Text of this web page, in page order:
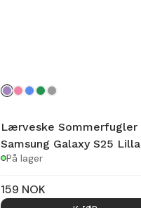
Lærveske Sommerfugler
Samsung Galaxy S25 Lilla
På lager
159 NOK